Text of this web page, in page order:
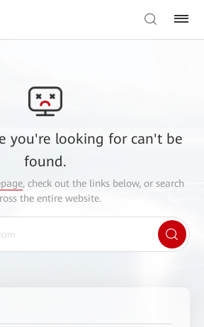
you're looking for can't be
found.
, check out the links below, or search
the entire website.